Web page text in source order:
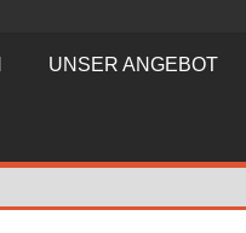
UNSER ANGEBOT